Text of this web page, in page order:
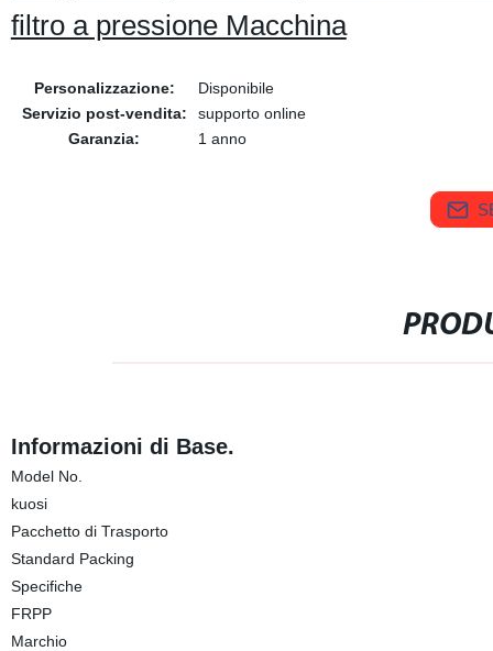
filtro a pressione Macchina
Personalizzazione:
Disponibile
Servizio post-vendita:
supporto online
Garanzia:
1 anno
Informazioni di Base.
Model No.
kuosi
Pacchetto di Trasporto
Standard Packing
Specifiche
FRPP
Marchio